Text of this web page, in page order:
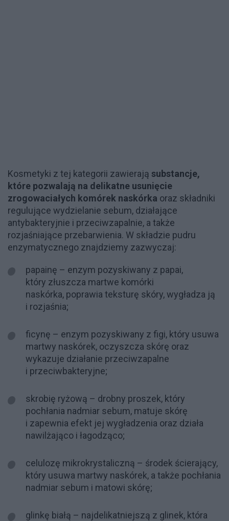
Kosmetyki z tej kategorii zawierają substancje,
które pozwalają na delikatne usunięcie
zrogowaciałych komórek naskórka oraz składniki
regulujące wydzielanie sebum, działające
antybakteryjnie i przeciwzapalnie, a także
rozjaśniające przebarwienia. W składzie pudru
enzymatycznego znajdziemy zazwyczaj:
papainę – enzym pozyskiwany z papai,
który złuszcza martwe komórki
naskórka, poprawia teksturę skóry, wygładza ją
i rozjaśnia;
ficynę – enzym pozyskiwany z figi, który usuwa
martwy naskórek, oczyszcza skórę oraz
wykazuje działanie przeciwzapalne
i przeciwbakteryjne;
skrobię ryżową – drobny proszek, który
pochłania nadmiar sebum, matuje skórę
i zapewnia efekt jej wygładzenia oraz działa
nawilżająco i łagodząco;
celulozę mikrokrystaliczną – środek ścierający,
który usuwa martwy naskórek, a także pochłania
nadmiar sebum i matowi skórę;
glinkę białą – najdelikatniejszą z glinek, która